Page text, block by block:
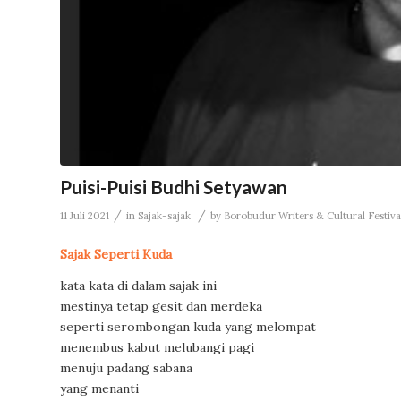
Puisi-Puisi Budhi Setyawan
11 Juli 2021 / in Sajak-sajak / by Borobudur Writers & Cultural
Sajak Seperti Kuda
kata kata di dalam sajak ini
mestinya tetap gesit dan merdeka
seperti serombongan kuda yang melompat
menembus kabut melubangi pagi
menuju padang sabana
yang menanti